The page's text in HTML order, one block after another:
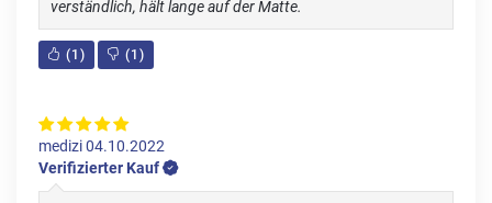
verständlich, hält lange auf der Matte.
(1 ) (1 )
medizi04.10.2022
Verifizierter Kauf